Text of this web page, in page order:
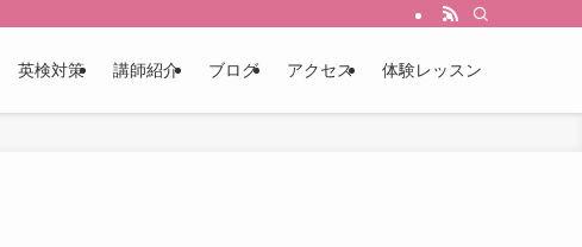
英検対策 講師紹介 ブログ アクセス 体験レッスン